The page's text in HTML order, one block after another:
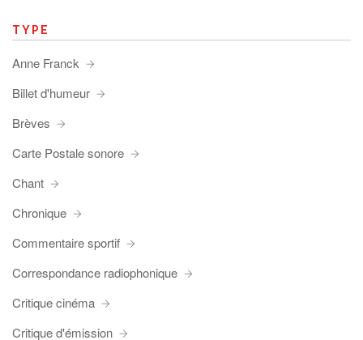
TYPE
Anne Franck
Billet d'humeur
Brèves
Carte Postale sonore
Chant
Chronique
Commentaire sportif
Correspondance radiophonique
Critique cinéma
Critique d'émission